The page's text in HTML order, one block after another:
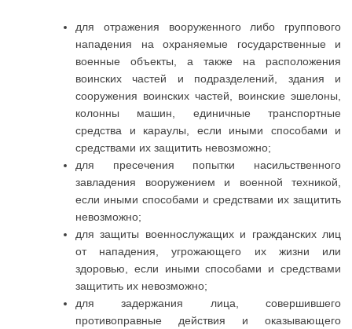
для отражения вооруженного либо группового
нападения на охраняемые государственные и
военные объекты, а также на расположения
воинских частей и подразделений, здания и
сооружения воинских частей, воинские эшелоны,
колонны машин, единичные транспортные
средства и караулы, если иными способами и
средствами их защитить невозможно;
для пресечения попытки насильственного
завладения вооружением и военной техникой,
если иными способами и средствами их защитить
невозможно;
для защиты военнослужащих и гражданских лиц
от нападения, угрожающего их жизни или
здоровью, если иными способами и средствами
защитить их невозможно;
для задержания лица, совершившего
противоправные действия и оказывающего